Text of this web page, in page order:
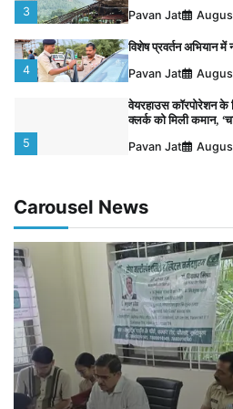
3 Pavan Jat
4
विशेष प्रवर्तन अभियान में
Pavan Jat
5
वेयरहाउस कॉरपोरेशन
क्लर्क को मिली कमान,
Pavan Jat
1 Pavan Jat
2
बिजली आपूर्ति और मूंग
मजदूर महासंघ ने सौंपा
Pavan Jat
3
पचमढ़ी में ‘मध्य प्रदेश की
नाग पंचमी तक चलेगी 10
पहुंचने का अनुमान
Pavan Jat
Carousel News